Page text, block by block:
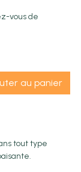
vous de
au panier
tout type